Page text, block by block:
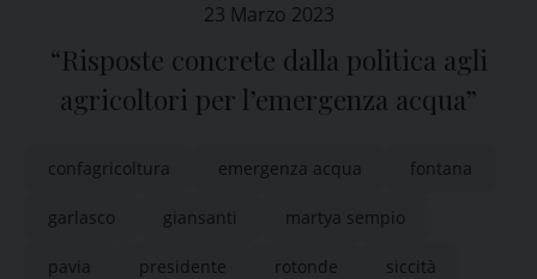
23 Marzo 2023
“Risposte concrete dalla politica agli
agricoltori per l’emergenza acqua”
confagricoltura emergenza acqua fontana
garlasco giansanti martya sempio
pavia presidente rotonde siccità